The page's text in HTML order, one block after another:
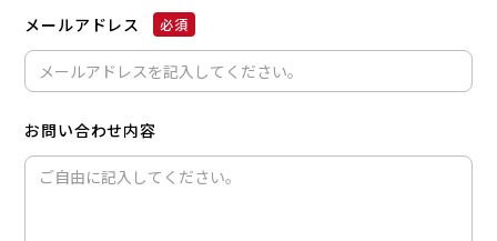
メールアドレス
お問い合わせ内容